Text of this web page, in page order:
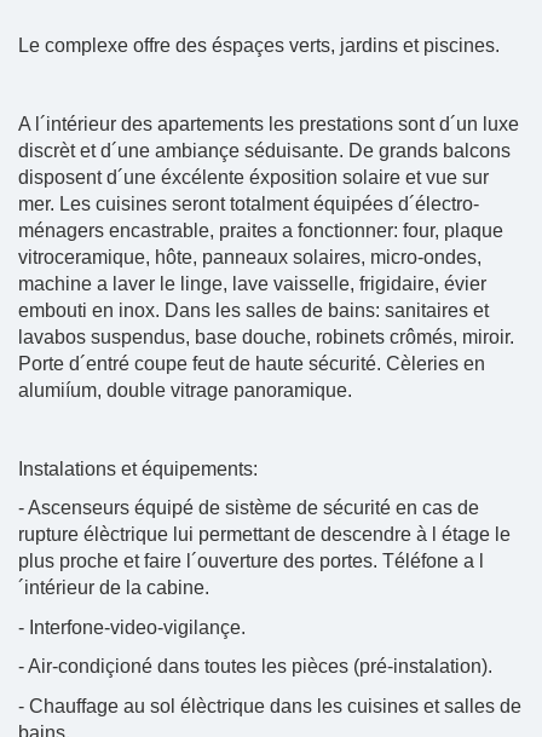
Le complexe offre des éspaçes verts, jardins et piscines.
A l´intérieur des apartements les prestations sont d´un luxe
discrèt et d´une ambiançe séduisante. De grands balcons
disposent d´une éxcélente éxposition solaire et vue sur
mer. Les cuisines seront totalment équipées d´électro-
ménagers encastrable, praites a fonctionner: four, plaque
vitroceramique, hôte, panneaux solaires, micro-ondes,
machine a laver le linge, lave vaisselle, frigidaire, évier
embouti en inox. Dans les salles de bains: sanitaires et
lavabos suspendus, base douche, robinets crômés, miroir.
Porte d´entré coupe feut de haute sécurité. Cèleries en
alumiíum, double vitrage panoramique.
Instalations et équipements:
- Ascenseurs équipé de sistème de sécurité en cas de
rupture élèctrique lui permettant de descendre à l étage le
plus proche et faire l´ouverture des portes. Téléfone a l
´intérieur de la cabine.
- Interfone-video-vigilançe.
- Air-condiçioné dans toutes les pièces (pré-instalation).
- Chauffage au sol élèctrique dans les cuisines et salles de
bains.